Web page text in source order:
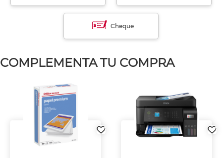
Cheque
COMPLEMENTA TU COMPRA